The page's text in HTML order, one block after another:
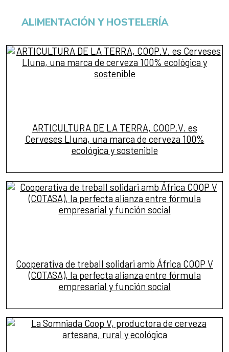
ALIMENTACIÓN Y HOSTELERÍA
ARTICULTURA DE LA TERRA, COOP.V. es
Cerveses Lluna, una marca de cerveza 100%
ecológica y sostenible
Cooperativa de treball solidari amb África COOP V
(COTASA), la perfecta alianza entre fórmula
empresarial y función social